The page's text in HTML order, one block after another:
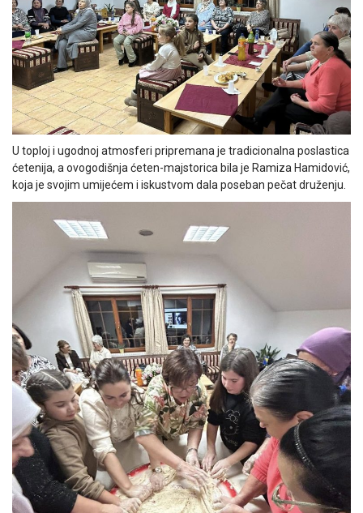
U toploj i ugodnoj atmosferi pripremana je tradicionalna poslastica
ćetenija, a ovogodišnja ćeten-majstorica bila je Ramiza Hamidović,
koja je svojim umijećem i iskustvom dala poseban pečat druženju.